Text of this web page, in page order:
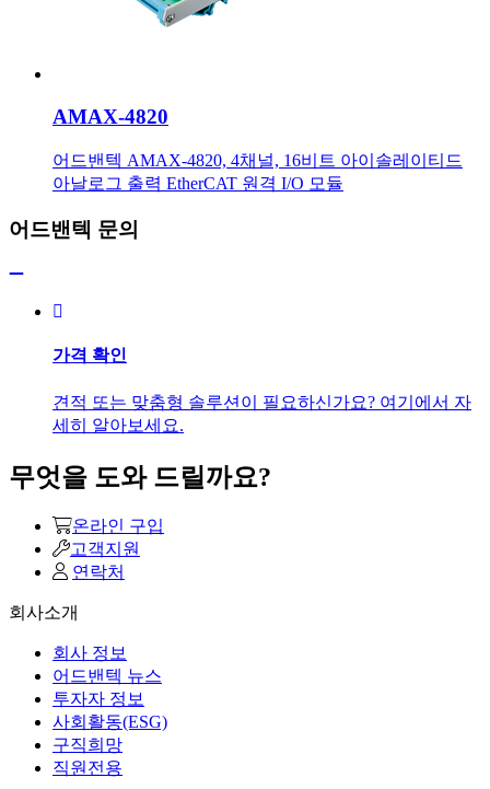
AMAX-4820
어드밴텍 AMAX-4820, 4채널, 16비트 아이솔레이티드
아날로그 출력 EtherCAT 원격 I/O 모듈
어드밴텍 문의
가격 확인
견적 또는 맞춤형 솔루션이 필요하신가요? 여기에서 자
세히 알아보세요.
무엇을 도와 드릴까요?
온라인 구입
고객지원
연락처
회사소개
회사 정보
어드밴텍 뉴스
투자자 정보
사회활동(ESG)
구직희망
직원전용